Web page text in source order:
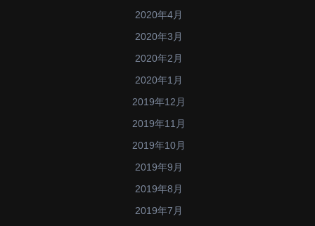
2020年4月
2020年3月
2020年2月
2020年1月
2019年12月
2019年11月
2019年10月
2019年9月
2019年8月
2019年7月